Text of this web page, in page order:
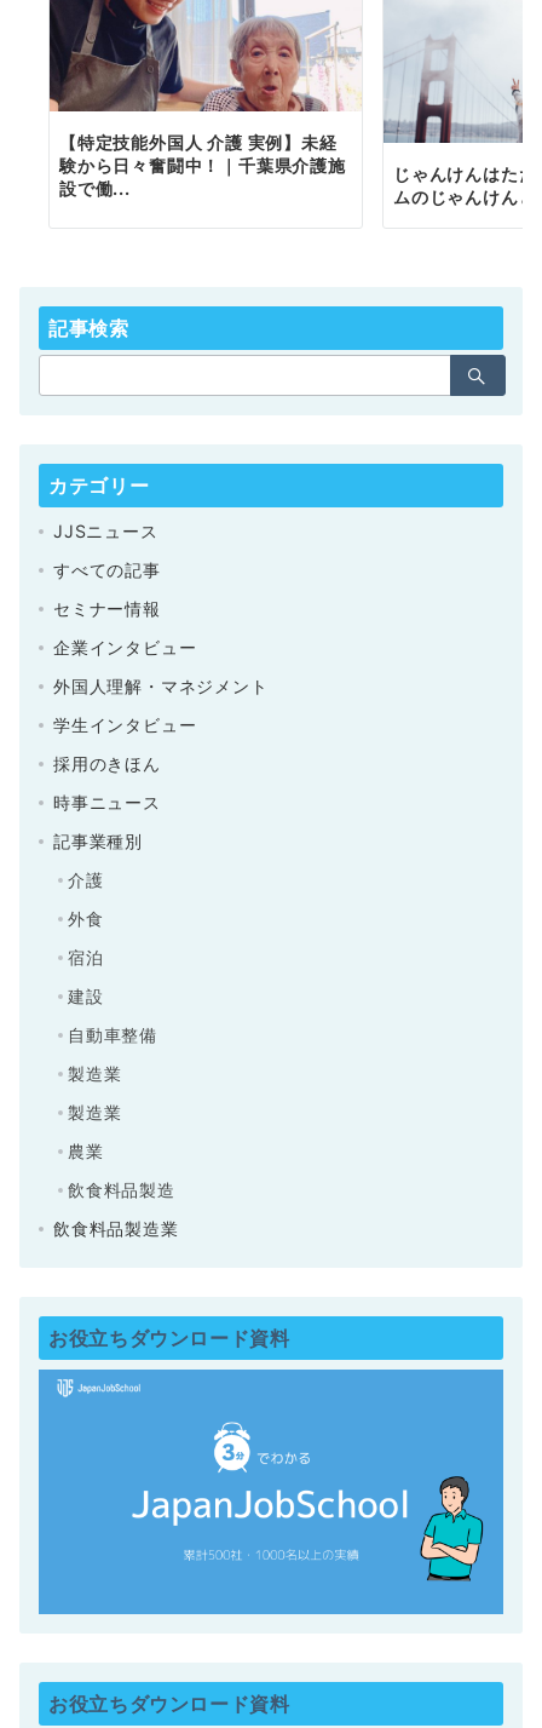
【特定技能外国人 介護 実例】未経
験から日々奮闘中！｜千葉県介護施
設で働...
じゃんけんはた
ムのじゃんけんと
記事検索
カテゴリー
JJSニュース
すべての記事
セミナー情報
企業インタビュー
外国人理解・マネジメント
学生インタビュー
採用のきほん
時事ニュース
記事業種別
介護
外食
宿泊
建設
自動車整備
製造業
製造業
農業
飲食料品製造
飲食料品製造業
お役立ちダウンロード資料
お役立ちダウンロード資料